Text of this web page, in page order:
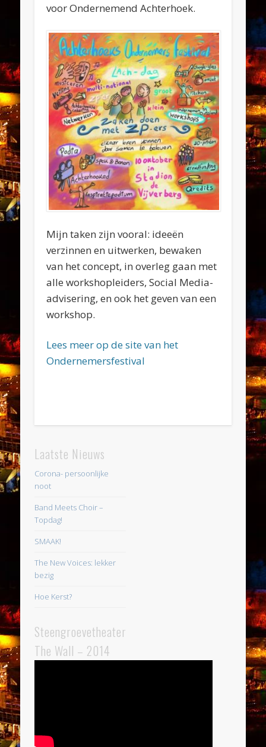
voor Ondernemend Achterhoek.
Mijn taken zijn vooral: ideeën
verzinnen en uitwerken, bewaken
van het concept, in overleg gaan met
alle workshopleiders, Social Media-
advisering, en ook het geven van een
workshop.
Lees meer op de site van het
Ondernemersfestival
Laatste Nieuws
Corona- persoonlijke
noot
Band Meets Choir –
Topdag!
SMAAK!
The New Voices: lekker
bezig
Hoe Kerst?
Steengroevetheater
The Wall – 2014